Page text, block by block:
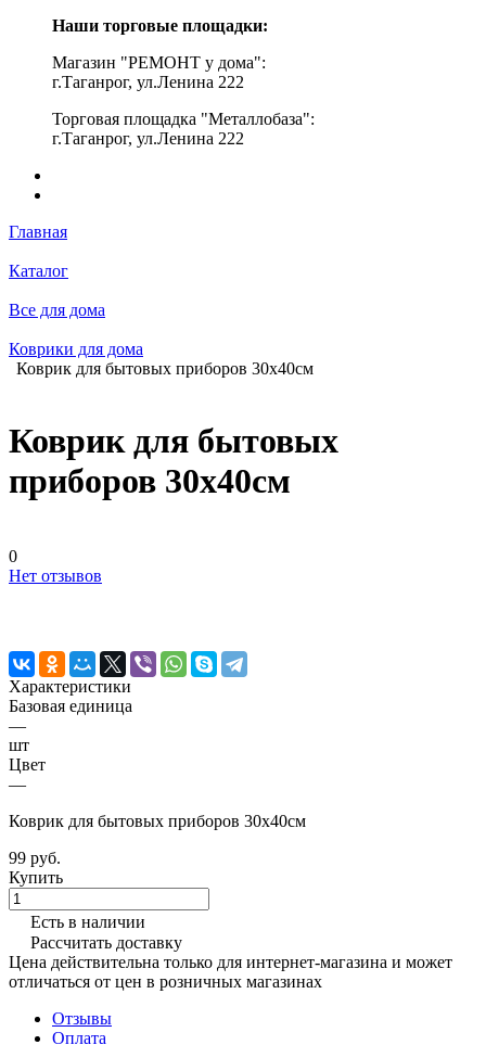
Наши торговые площадки:
Магазин "РЕМОНТ у дома":
г.Таганрог, ул.Ленина 222
Торговая площадка "Металлобаза":
г.Таганрог, ул.Ленина 222
Главная
Каталог
Все для дома
Коврики для дома
Коврик для бытовых приборов 30х40см
Коврик для бытовых
приборов 30х40см
0
Нет отзывов
Характеристики
Базовая единица
—
шт
Цвет
—
Коврик для бытовых приборов 30х40см
99 руб.
Купить
Есть в наличии
Рассчитать доставку
Цена действительна только для интернет-магазина и может
отличаться от цен в розничных магазинах
Отзывы
Оплата